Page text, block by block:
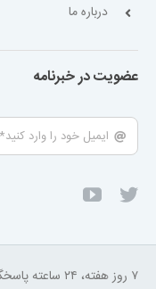
درباره ما
عضویت در خبرنامه
۷ روز هفته، ۲۴ ساعته پاسخگوی شما هستیم.